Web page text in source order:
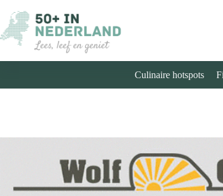
naar
de
inhoud
Culinaire hotspots